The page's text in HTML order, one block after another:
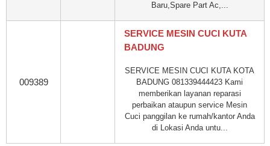
Baru,Spare Part Ac,...
009389
SERVICE MESIN CUCI KUTA
BADUNG
SERVICE MESIN CUCI KUTA KOTA
BADUNG 081339444423 Kami
memberikan layanan reparasi
perbaikan ataupun service Mesin
Cuci panggilan ke rumah/kantor Anda
di Lokasi Anda untu...